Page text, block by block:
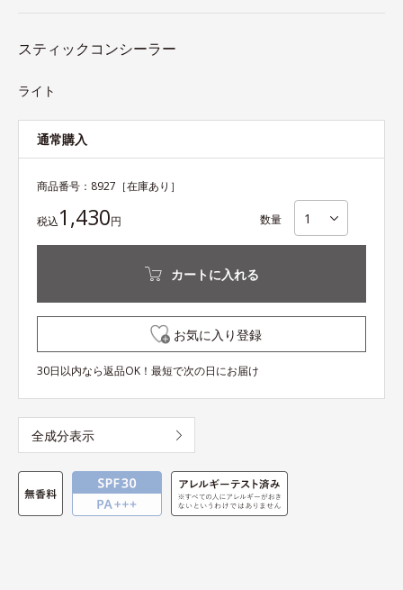
スティックコンシーラー
ライト
通常購入
商品番号： 8927 ［在庫あり］
税込1,430円 数量
カートに入れる
お気に入り登録
30日以内なら返品OK！最短で次の日にお届け
全成分表示